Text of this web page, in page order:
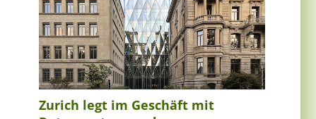
Zurich legt im Geschäft mit